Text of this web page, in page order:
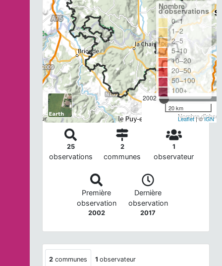
2002
Nombre
Nombre
d'observations
0–1
1–2
2–5
5–10
10–20
20–50
50–100
100+
20 km
Leaflet| ©IGN
25
observations
2
communes
1
observateur
Première
observation
2002
Dernière
observation
2017
2 communes 1 observateur